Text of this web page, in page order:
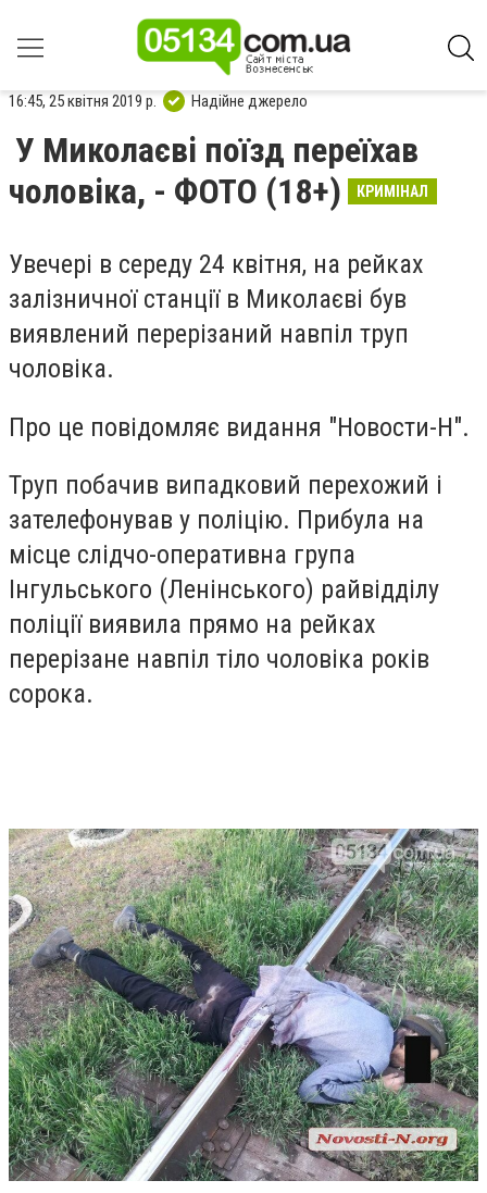
16:45, 25 квітня 2019 р. Надійне джерело
У Миколаєві поїзд переїхав
чоловіка, - ФОТО (18+)
КРИМІНАЛ
Увечері в середу 24 квітня, на рейках
залізничної станції в Миколаєві був
виявлений перерізаний навпіл труп
чоловіка.
Про це повідомляє видання "Новости-Н".
Труп побачив випадковий перехожий і
зателефонував у поліцію. Прибула на
місце слідчо-оперативна група
Інгульського (Ленінського) райвідділу
поліції виявила прямо на рейках
перерізане навпіл тіло чоловіка років
сорока.